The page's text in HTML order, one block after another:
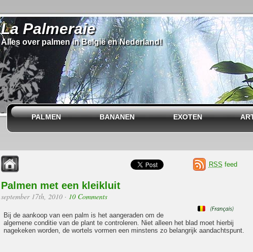
La Palmeraie
Alles over palmen in België en Nederland!
PALMEN BANANEN EXOTEN
RSS feed
Palmen met een kleikluit
september 17th, 2010· 10 Comments
Bij de aankoop van een palm is het aangeraden om de
algemene conditie van de plant te controleren. Niet alleen het blad moet hierbij
nagekeken worden, de wortels vormen een minstens zo belangrijk aandachtspunt.